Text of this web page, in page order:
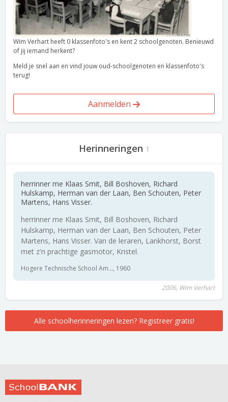
Wim Verhart heeft 0 klassenfoto's en kent 2 schoolgenoten. Benieuwd
of jij iemand herkent?
Meld je snel aan en vind jouw oud-schoolgenoten en klassenfoto's
terug!
Aanmelden
Herinneringen 1
herrinner me Klaas Smit, Bill Boshoven, Richard
Hulskamp, Herman van der Laan, Ben Schouten, Peter
Martens, Hans Visser.
herrinner me Klaas Smit, Bill Boshoven, Richard
Hulskamp, Herman van der Laan, Ben Schouten, Peter
Martens, Hans Visser. Van de leraren, Lankhorst, Borst
met z'n prachtige gasmotor, Kristel.
Hogere Technische School Am..., 1960
2006, Wim Verhart
Alle schoolherinneringen lezen? Registreer gratis!